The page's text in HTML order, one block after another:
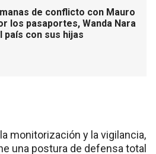
de conflicto con Mauro
los pasaportes, Wanda Nara
país con sus hijas
monitorización y la vigilancia,
una postura de defensa total